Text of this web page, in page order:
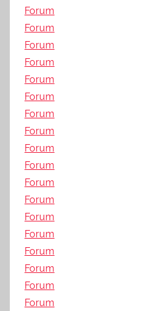
Forum
Forum
Forum
Forum
Forum
Forum
Forum
Forum
Forum
Forum
Forum
Forum
Forum
Forum
Forum
Forum
Forum
Forum